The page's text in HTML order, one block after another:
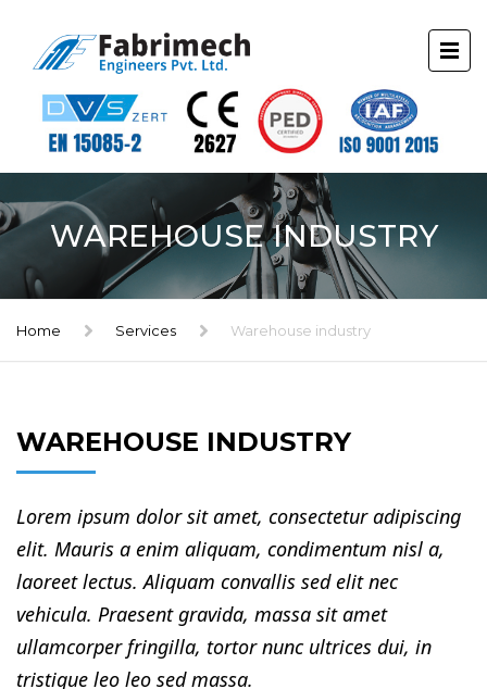
WAREHOUSE INDUSTRY
Home Services Warehouse industry
WAREHOUSE INDUSTRY
Lorem ipsum dolor sit amet, consectetur adipiscing
elit. Mauris a enim aliquam, condimentum nisl a,
laoreet lectus. Aliquam convallis sed elit nec
vehicula. Praesent gravida, massa sit amet
ullamcorper fringilla, tortor nunc ultrices dui, in
tristique leo leo sed massa.